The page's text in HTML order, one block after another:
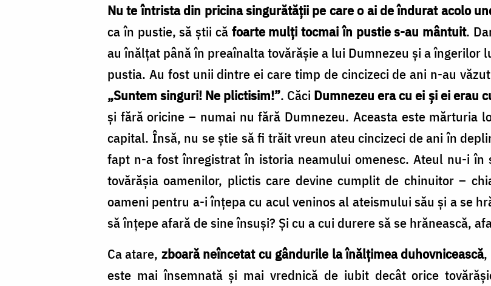
Nu te întrista din pricina singurătăţii pe care o ai de îndurat acolo
ca în pustie, să ştii că foarte mulţi tocmai în pustie s-au mântuit.
au înălţat până în preaînalta tovărăşie a lui Dumnezeu şi a
pustia. Au fost unii dintre ei care timp de cincizeci de ani n-au
„Suntem singuri! Ne plictisim!”. Căci Dumnezeu era cu ei şi ei erau
şi fără oricine – numai nu fără Dumnezeu. Aceasta este mărturia
capital. Însă, nu se ştie să fi trăit vreun ateu cincizeci de ani în
fapt n-a fost înregistrat în istoria neamului omenesc. Ateul nu-i în
tovărăşia oamenilor, plictis care devine cumplit de chinuitor –
oameni pentru a-i înţepa cu acul veninos al ateismului său şi a se
să înţepe afară de sine însuşi? Şi cu a cui durere să se hrănească,
Ca atare, zboară neîncetat cu gândurile la înălţimea duhovnicească,
este mai însemnată şi mai vrednică de iubit decât orice